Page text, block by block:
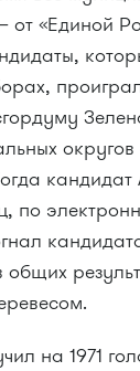
от «Единой
кандидат
по
общих
на 1971